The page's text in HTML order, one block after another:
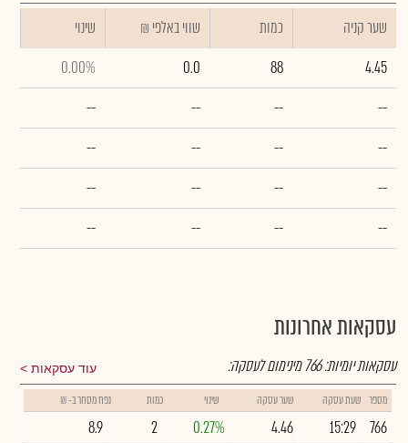
שער קניה כמות ₪ שווי באלפי
שינוי
4.45
88
0.0
0.00%
--
--
--
--
--
--
--
--
--
--
--
--
--
--
--
--
עסקאות אחרונות
עוד עסקאות עסקאות יומיות:766מינימום לעסקה:
מספר שעת עסקה שער עסקה שינוי כמות נפח מסחר ב- ₪
766
15:29
4.46
0.27%
2
8.9